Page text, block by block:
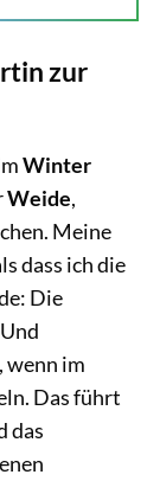
zur
Winter
Weide,
Meine
dass ich die
Die
wenn im
Das führt
das